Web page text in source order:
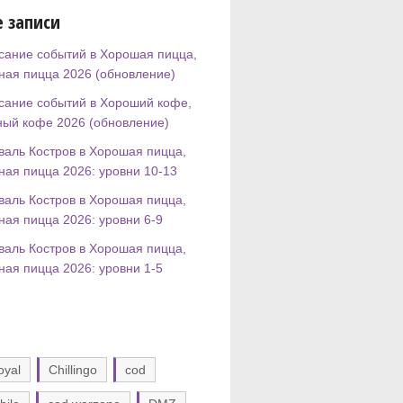
событий в Хорошая пицца,
пицца 2026 (обновление)
событий в Хороший кофе,
кофе 2026 (обновление)
Костров в Хорошая пицца,
пицца 2026: уровни 10-13
Костров в Хорошая пицца,
пицца 2026: уровни 6-9
Костров в Хорошая пицца,
пицца 2026: уровни 1-5
Chillingo cod